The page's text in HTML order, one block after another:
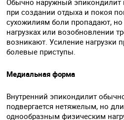
при создании отдыха и покоя
сухожилиям боли пропадают,
нагрузках или возобновлении
возникают. Усиление нагрузки
болевые приступы.
Медиальная форма
Внутренний эпикондилит
подвергается нетяжелым, но
однообразным физическим